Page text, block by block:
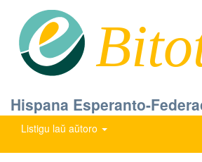
Hispana Esperanto-
Listigu laŭ aŭtoro